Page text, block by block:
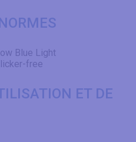
Blue Light
free
ET DE